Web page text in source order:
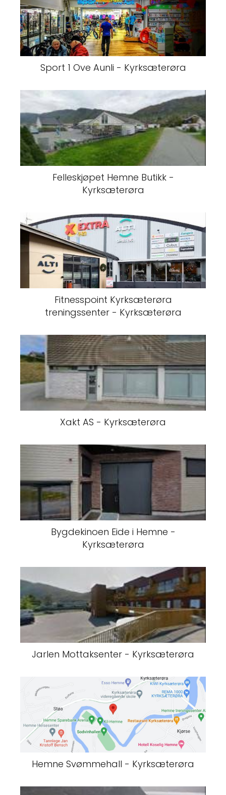
Sport 1 Ove Aunli - Kyrksæterøra
Felleskjøpet Hemne Butikk -
Kyrksæterøra
Fitnesspoint Kyrksæterøra
treningssenter - Kyrksæterøra
Xakt AS - Kyrksæterøra
Bygdekinoen Eide i Hemne -
Kyrksæterøra
Jarlen Mottaksenter - Kyrksæterøra
Hemne Svømmehall - Kyrksæterøra